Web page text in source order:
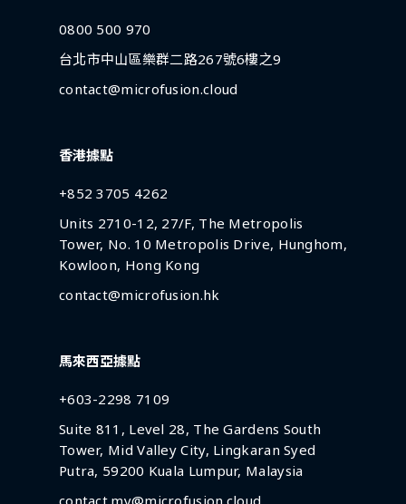
0800 500 970
台北市中山區樂群二路267號6樓之9
contact@microfusion.cloud
香港據點
+852 3705 4262
Units 2710-12, 27/F, The Metropolis
Tower, No. 10 Metropolis Drive, Hunghom,
Kowloon, Hong Kong
contact@microfusion.hk
馬來西亞據點
+603-2298 7109
Suite 811, Level 28, The Gardens South
Tower, Mid Valley City, Lingkaran Syed
Putra, 59200 Kuala Lumpur, Malaysia
contact.my@microfusion.cloud